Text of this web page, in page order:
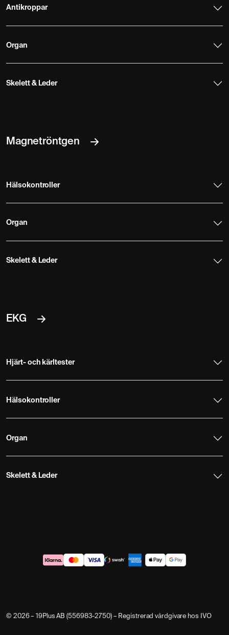
Antikroppar
Organ
Skelett & Leder
Magnetröntgen
Hälsokontroller
Organ
Skelett & Leder
EKG
Hjärt- och kärltester
Hälsokontroller
Organ
Skelett & Leder
© 2026 – 19Plus AB (556983-2750) – Registrerad vårdgivare hos IVO